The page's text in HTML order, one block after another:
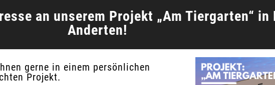
an unserem Projekt „Am Tiergarten“ in
Anderten!
gerne in einem persönlichen
Projekt.